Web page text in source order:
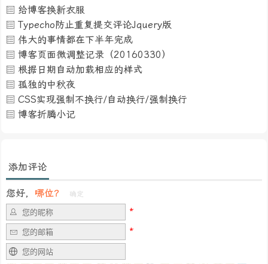
给博客换新衣服
Typecho防止重复提交评论Jquery版
伟大的事情都在下半年完成
博客页面微调整记录（20160330）
根据日期自动加载相应的样式
孤独的中秋夜
CSS实现强制不换行/自动换行/强制换行
博客折腾小记
添加评论
您好， 哪位？ 确定